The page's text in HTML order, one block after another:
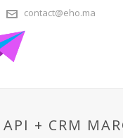
contact@eho.ma
+ CRM